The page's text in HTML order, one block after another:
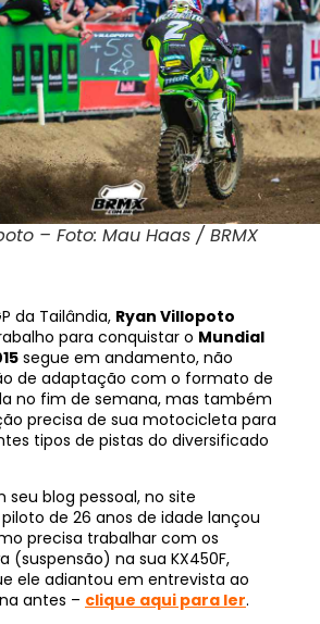
– Foto: Mau Haas / BRMX
da Tailândia, Ryan Villopoto
para conquistar o Mundial
segue em andamento, não
de adaptação com o formato de
no fim de semana, mas também
precisa de sua motocicleta para
tipos de pistas do diversificado
seu blog pessoal, no site
piloto de 26 anos de idade lançou
precisa trabalhar com os
(suspensão) na sua KX450F,
ele adiantou em entrevista ao
antes – clique aqui para ler.